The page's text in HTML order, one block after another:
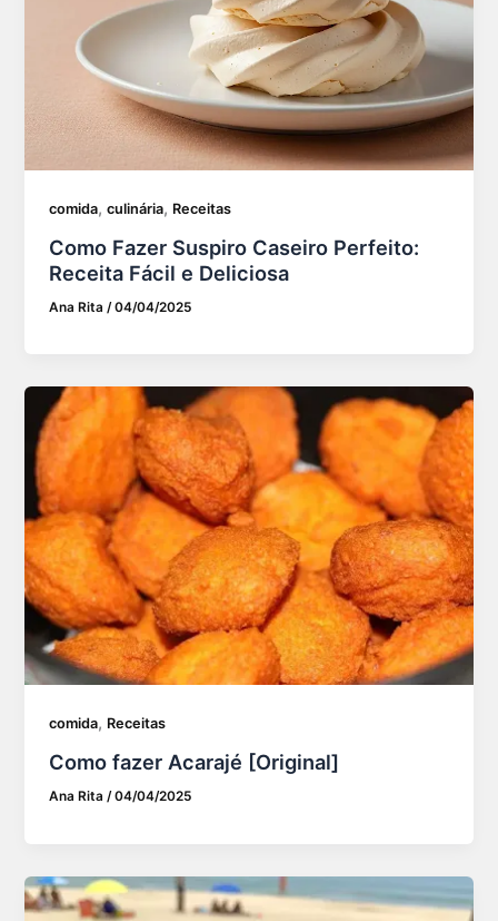
comida,culinária, Receitas
Como Fazer Suspiro Caseiro Perfeito:
Receita Fácil e Deliciosa
Ana Rita /04/04/2025
comida, Receitas
Como fazer Acarajé [Original]
Ana Rita/04/04/2025